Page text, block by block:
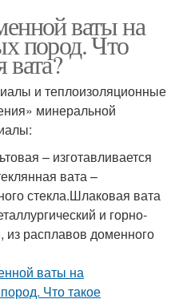
ваты на
пород. Что
вата?
и теплоизоляционные
минеральной
– изготавливается
вата –
стекла.Шлаковая вата
и горно-
из расплавов доменного